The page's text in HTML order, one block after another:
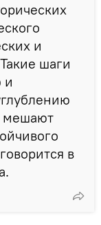
и
шаги
и
мешают
в